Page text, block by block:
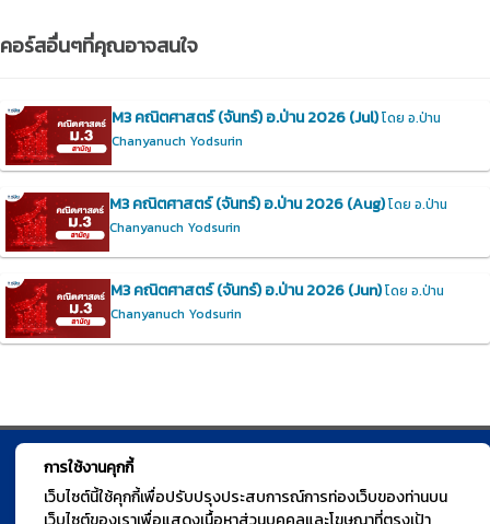
คอร์สอื่นๆที่คุณอาจสนใจ
M3 คณิตศาสตร์ (จันทร์) อ.ป่าน 2026 (Jul)โดย อ.ป่าน
Chanyanuch Yodsurin
M3 คณิตศาสตร์ (จันทร์) อ.ป่าน 2026 (Aug)โดย อ.ป่าน
Chanyanuch Yodsurin
M3 คณิตศาสตร์ (จันทร์) อ.ป่าน 2026 (Jun)โดย อ.ป่าน
Chanyanuch Yodsurin
การใช้งานคุกกี้
เว็บไซต์นี้ใช้คุกกี้เพื่อปรับปรุงประสบการณ์การท่องเว็บของท่านบน
© TGURU.online 2026 All right reserved. v1.0 Powered by Course
Square